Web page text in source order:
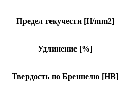
Предел текучести [H/mm2]
Удлинение [%]
Твердость по Бреннелю [HB]